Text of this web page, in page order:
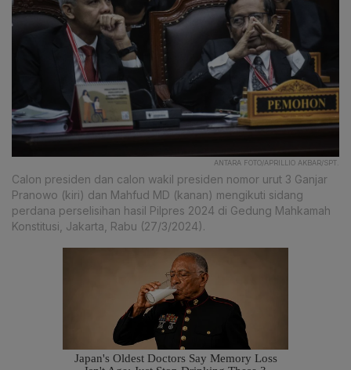
ANTARA FOTO/APRILLIO AKBAR/SPT.
Calon presiden dan calon wakil presiden nomor urut 3 Ganjar
Pranowo (kiri) dan Mahfud MD (kanan) mengikuti sidang
perdana perselisihan hasil Pilpres 2024 di Gedung Mahkamah
Konstitusi, Jakarta, Rabu (27/3/2024).